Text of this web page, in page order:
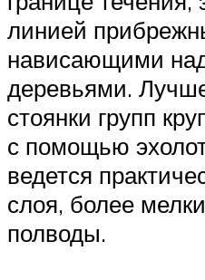
линией
нависающими
деревьями.
стоянки групп
с помощью
ведется
слоя, более
полводы.